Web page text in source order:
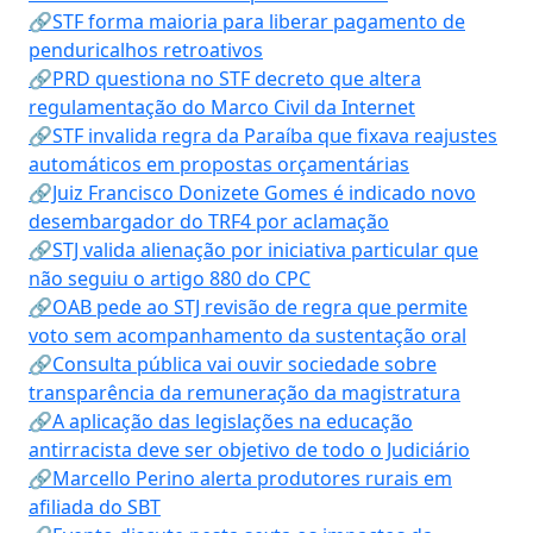
🔗STF forma maioria para liberar pagamento de
penduricalhos retroativos
🔗PRD questiona no STF decreto que altera
regulamentação do Marco Civil da Internet
🔗STF invalida regra da Paraíba que fixava reajustes
automáticos em propostas orçamentárias
🔗Juiz Francisco Donizete Gomes é indicado novo
desembargador do TRF4 por aclamação
🔗STJ valida alienação por iniciativa particular que
não seguiu o artigo 880 do CPC
🔗OAB pede ao STJ revisão de regra que permite
voto sem acompanhamento da sustentação oral
🔗Consulta pública vai ouvir sociedade sobre
transparência da remuneração da magistratura
🔗A aplicação das legislações na educação
antirracista deve ser objetivo de todo o Judiciário
🔗Marcello Perino alerta produtores rurais em
afiliada do SBT